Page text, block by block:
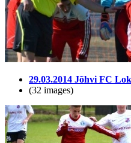
29.03.2014 Jõhvi FC
(32 images)